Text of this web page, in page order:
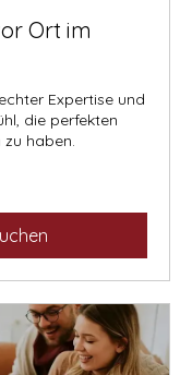
Ort im
Expertise und
die perfekten
haben.